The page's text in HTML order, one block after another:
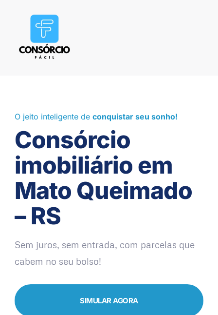
O jeito inteligente de conquistar seu sonho!
Consórcio
imobiliário em
Mato Queimado
– RS
Sem juros, sem entrada, com parcelas que
cabem no seu bolso!
SIMULAR AGORA